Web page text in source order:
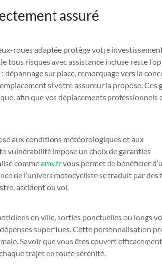
assuré
roues adaptée protège votre
tous risques avec assistance incluse reste
sur place, remorquage vers la
si votre assureur la propose. Ces
afin que vos déplacements professionnels
aux conditions météorologiques et aux
vulnérabilité impose un choix de garanties
commeamv.frvous permet de bénéficier
de l’univers motocycliste se traduit par des
accident ou vol.
en ville, sorties ponctuelles ou longs
superflues. Cette personnalisation
Savoir que vous êtes couvert
trajet en toute sérénité.